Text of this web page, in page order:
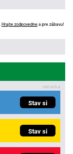
Hrajte zodpovedne a pre zábavu!
Stav si
Stav si